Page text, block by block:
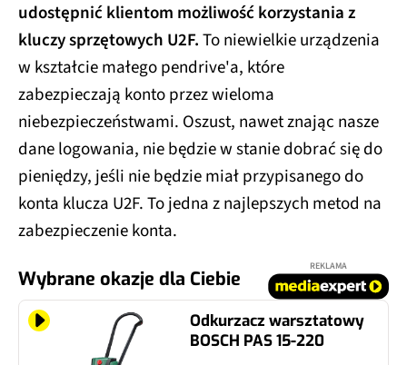
udostępnić klientom możliwość korzystania z
kluczy sprzętowych U2F.To niewielkie urządzenia
w kształcie małego pendrive'a, które
zabezpieczają konto przez wieloma
niebezpieczeństwami. Oszust, nawet znając nasze
dane logowania, nie będzie w stanie dobrać się do
pieniędzy, jeśli nie będzie miał przypisanego do
konta klucza U2F. To jedna z najlepszych metod na
zabezpieczenie konta.
Wybrane okazje dla Ciebie
REKLAMA
Odkurzacz warsztatowy
BOSCH PAS 15-220